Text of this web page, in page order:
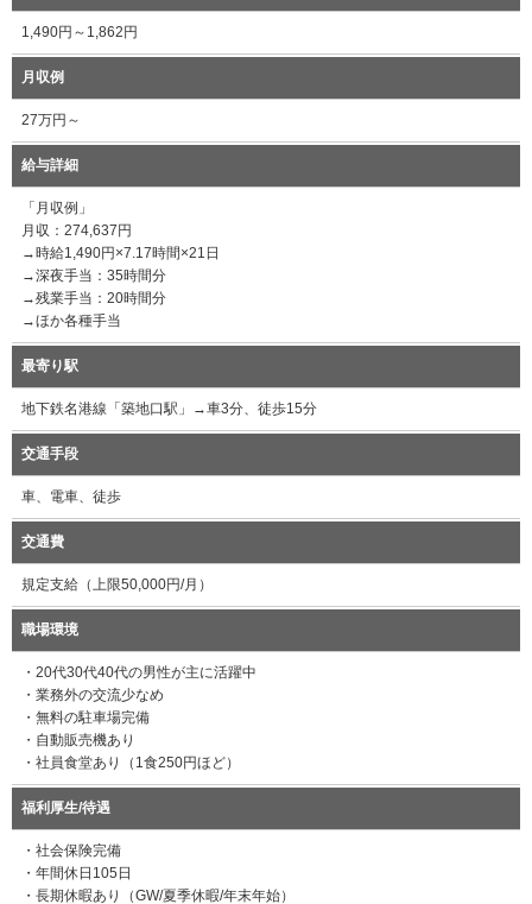
1,490円～1,862円
月収例
27万円～
給与詳細
「月収例」
月収：274,637円
→時給1,490円×7.17時間×21日
→深夜手当：35時間分
→残業手当：20時間分
→ほか各種手当
最寄り駅
地下鉄名港線「築地口駅」→車3分、徒歩15分
交通手段
車、電車、徒歩
交通費
規定支給（上限50,000円/月）
職場環境
・20代30代40代の男性が主に活躍中
・業務外の交流少なめ
・無料の駐車場完備
・自動販売機あり
・社員食堂あり（1食250円ほど）
福利厚生/待遇
・社会保険完備
・年間休日105日
・長期休暇あり（GW/夏季休暇/年末年始）